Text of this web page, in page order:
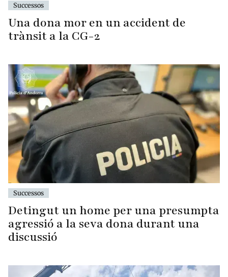
Successos
Una dona mor en un accident de
trànsit a la CG-2
Successos
Detingut un home per una presumpta
agressió a la seva dona durant una
discussió